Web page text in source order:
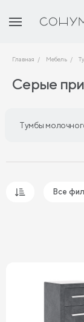
Главная Мебель
Серые
Тумбы
Все